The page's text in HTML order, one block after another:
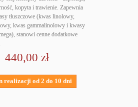
kopyta i trawienie. Zapewnia
tłuszczowe (kwas linolowy,
kwas gammalinolowy i kwasy
stanowi cenne dodatkowe
440,00 zł
realizacji od 2 do 10 dni